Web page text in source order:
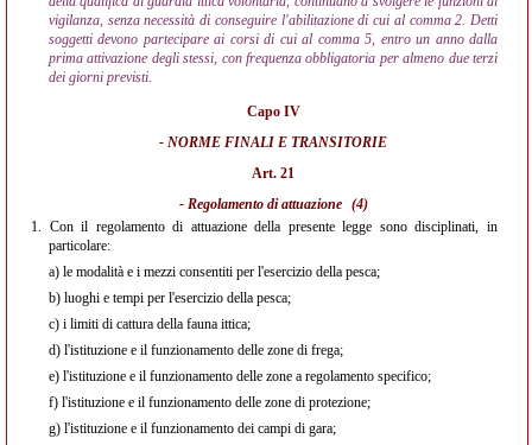
vigilanza, senza necessità di conseguire l'abilitazione di cui al comma 2. Detti
soggetti devono partecipare ai corsi di cui al comma 5, entro un anno dalla
prima attivazione degli stessi, con frequenza obbligatoria per almeno due terzi
dei giorni previsti.
Capo IV
- NORME FINALI E TRANSITORIE
Art. 21
- Regolamento di attuazione (4)
1. Con il regolamento di attuazione della presente legge sono disciplinati, in
particolare:
a) le modalità e i mezzi consentiti per l'esercizio della pesca;
b) luoghi e tempi per l'esercizio della pesca;
c) i limiti di cattura della fauna ittica;
d) l'istituzione e il funzionamento delle zone di frega;
e) l'istituzione e il funzionamento delle zone a regolamento specifico;
f) l'istituzione e il funzionamento delle zone di protezione;
g) l'istituzione e il funzionamento dei campi di gara;